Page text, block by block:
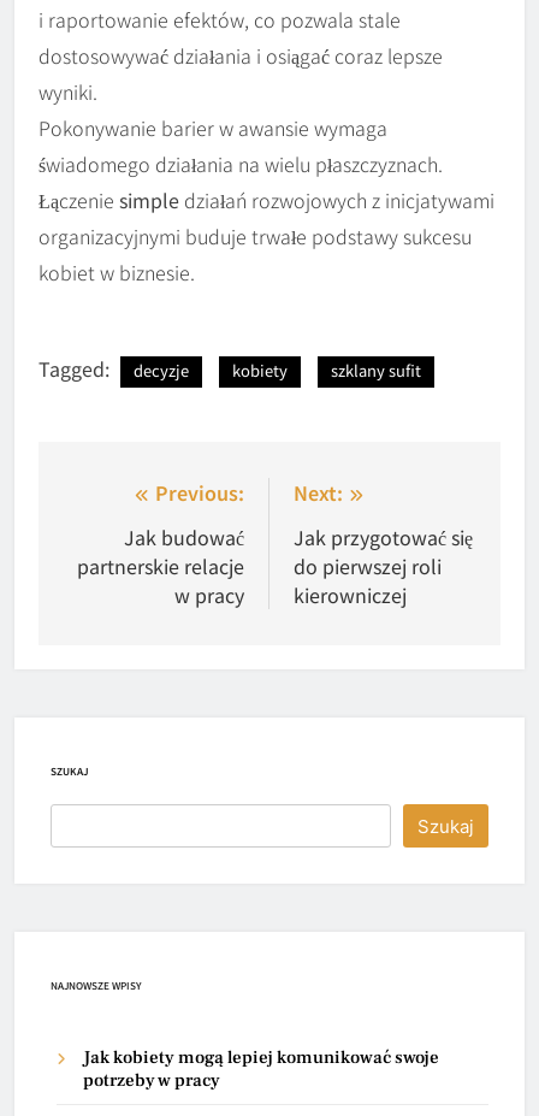
i raportowanie efektów, co pozwala stale
dostosowywać działania i osiągać coraz lepsze
wyniki.
Pokonywanie barier w awansie wymaga
świadomego działania na wielu płaszczyznach.
Łączenie simple działań rozwojowych z inicjatywami
organizacyjnymi buduje trwałe podstawy sukcesu
kobiet w biznesie.
Tagged: decyzje kobiety szklany sufit
Nawigacja
wpisu
Previous:
Jak budować
partnerskie relacje
w pracy
Next:
Jak przygotować się
do pierwszej roli
kierowniczej
SZUKAJ
Szukaj
NAJNOWSZE WPISY
Jak kobiety mogą lepiej komunikować swoje
potrzeby w pracy